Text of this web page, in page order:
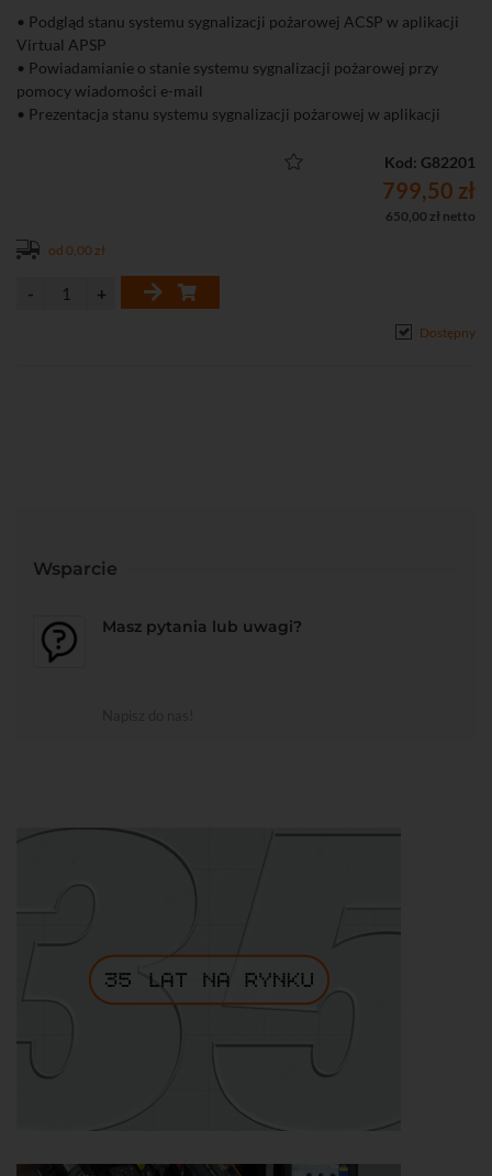
• Podgląd stanu systemu sygnalizacji pożarowej ACSP w aplikacji
Virtual APSP
• Powiadamianie o stanie systemu sygnalizacji pożarowej przy
pomocy wiadomości e-mail
• Prezentacja stanu systemu sygnalizacji pożarowej w aplikacji
• Możliwość synchronizowania czasu z serwerem czasu NTP
• Zasilanie 12...18 V DC z centrali ACSP-402 / panelu wyniesionego
Kod: G82201
799,50 zł
650,00 zł netto
od 0,00 zł
Dostępny
Wsparcie
Masz pytania lub uwagi?